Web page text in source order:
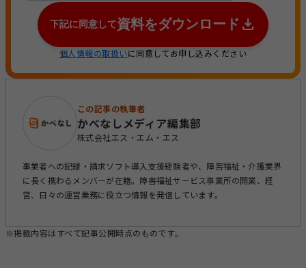
下記に同意して資料をダウンロード
個人情報の取扱いに同意してお申し込みください
この記事の執筆者
かべなしメディア編集部
株式会社エス・エム・エス
事業者への記録・請求ソフト導入支援経験者や、障害福祉・介護業界
に長く携わるメンバーが在籍。障害福祉サービス事業所の開業、経
営、日々の運営業務に役立つ情報を発信しています。
※掲載内容はすべて記事公開時点のものです。